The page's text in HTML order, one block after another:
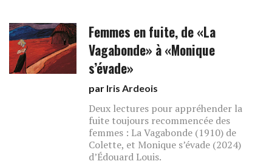
Femmes en fuite, de «La
Vagabonde» à «Monique
s’évade»
par Iris Ardeois
Deux lectures pour appréhender la
fuite toujours recommencée des
femmes : La Vagabonde (1910) de
Colette, et Monique s’évade (2024)
d’Édouard Louis.